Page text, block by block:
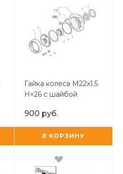
Гайка колеса M22x1.5
H=26 с шайбой
900 руб.
В КОРЗИНУ